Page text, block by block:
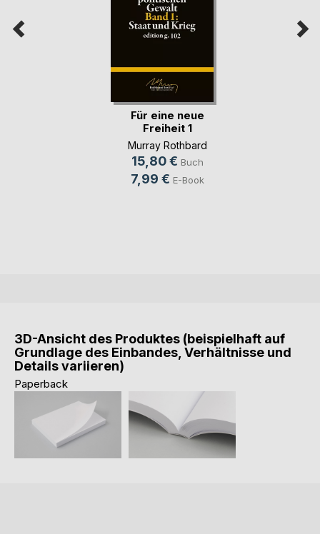
Für eine neue
Freiheit 1
Murray Rothbard
15,80 € Buch
7,99 € E-Book
3D-Ansicht des Produktes (beispielhaft auf
Grundlage des Einbandes, Verhältnisse und
Details variieren)
Paperback